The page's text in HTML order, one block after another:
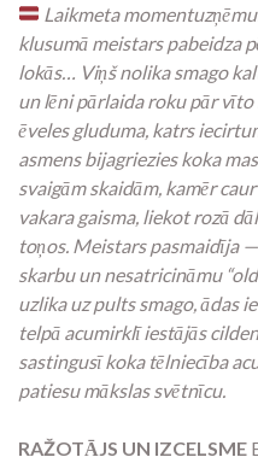
Laikmeta
klusumā meistars pabeidza
lokās… Viņš nolika smago
un lēni pārlaida roku pār
ēveles gluduma, katrs
asmens bijagriezies koka
svaigām skaidām, kamēr
vakara gaisma, liekot rozā
toņos. Meistars pasmaidīja
skarbu un nesatricināmu
uzlika uz pults smago, ādas
telpā acumirklī iestājās
sastingusī koka tēlniecība
patiesu mākslas svētnīcu.
RAŽOTĀJS UN IZCELSME